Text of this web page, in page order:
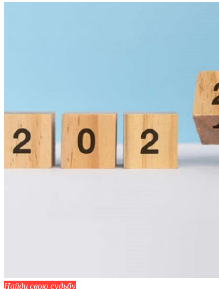
Найди свою судьбу